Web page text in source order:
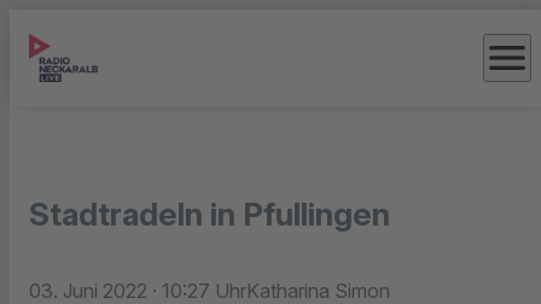
menu
Stadtradeln in Pfullingen
03. Juni 2022 · 10:27 UhrKatharina Simon